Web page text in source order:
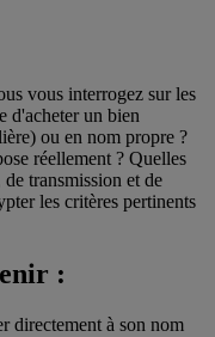
vous interrogez sur les
d'acheter un bien
ou en nom propre ?
réellement ? Quelles
transmission et de
les critères pertinents
:
directement à son nom